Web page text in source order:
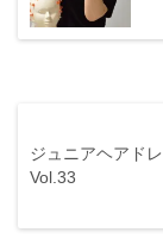
ジュニアヘアド
Vol.33